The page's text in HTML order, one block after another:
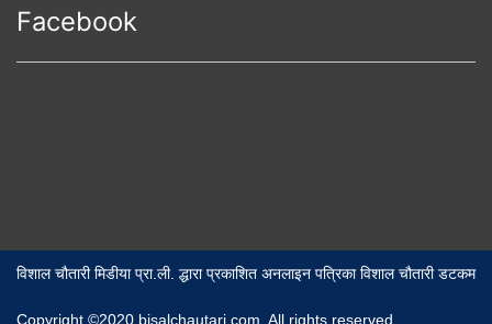
Facebook
विशाल चौतारी मिडीया प्रा.ली. द्धारा प्रकाशित अनलाइन पत्रिका विशाल चौतारी डटकम
Copyright ©2020 bisalchautari.com. All rights reserved,